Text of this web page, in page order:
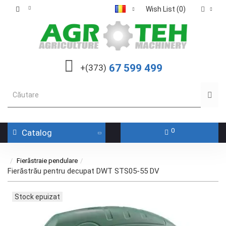
Wish List (0)
+(373) 67 599 499
Catalog 0
Fierăstraie pendulare
Fierăstrău pentru decupat DWT STS05-55 DV
Stock epuizat